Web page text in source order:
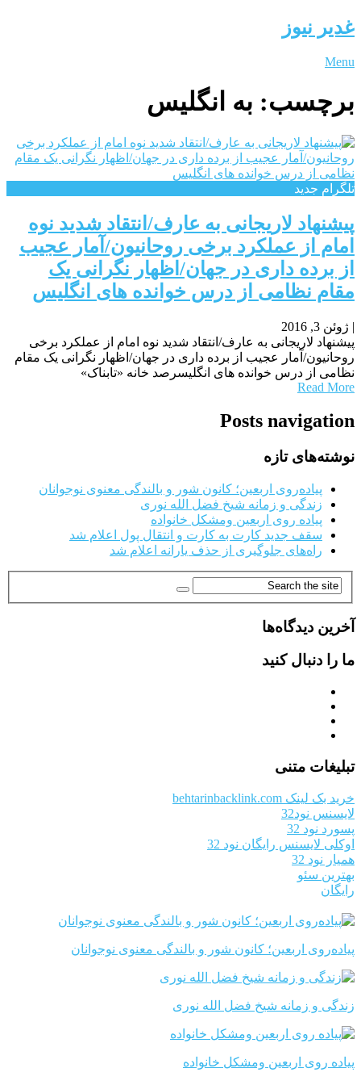
غدیر نیوز
Menu
برچسب: به انگلیس
تلگرام جدید
پیشنهاد لاریجانی به عارف/انتقاد شدید نوه
امام از عملکرد برخی روحانیون/آمار عجیب
از برده داری در جهان/اظهار نگرانی یک
مقام نظامی از درس خوانده های انگلیس
| ژوئن 3, 2016
پیشنهاد لاریجانی به عارف/انتقاد شدید نوه امام از عملکرد برخی
روحانیون/آمار عجیب از برده داری در جهان/اظهار نگرانی یک مقام
نظامی از درس خوانده های انگلیسرصد خانه «تابناک»
Read More
Posts navigation
نوشته‌های تازه
پیاده‌روی اربعین؛ کانون شور و بالندگی معنوی نوجوانان
زندگی و زمانه شیخ فضل الله نوری
پیاده روی اربعین ومشکل خانواده
سقف جدید کارت به کارت و انتقال پول اعلام شد
راه‌های جلوگیری از حذف یارانه اعلام شد
آخرین دیدگاه‌ها
ما را دنبال کنید
تبلیغات متنی
خرید بک لینک behtarinbacklink.com
لایسنس نود32
پسورد نود 32
اوکلی لایسنس رایگان نود 32
همیار نود 32
بهترین سئو
رایگان
پیاده‌روی اربعین؛ کانون شور و بالندگی معنوی نوجوانان
زندگی و زمانه شیخ فضل الله نوری
پیاده روی اربعین ومشکل خانواده